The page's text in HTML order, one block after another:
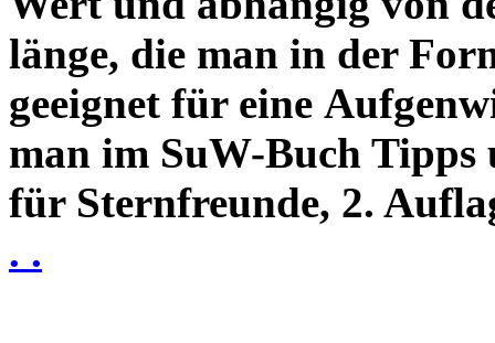
länge, die man in der
geeignet für eine
man im SuW-Buch Tipps
für Sternfreunde, 2.
. .